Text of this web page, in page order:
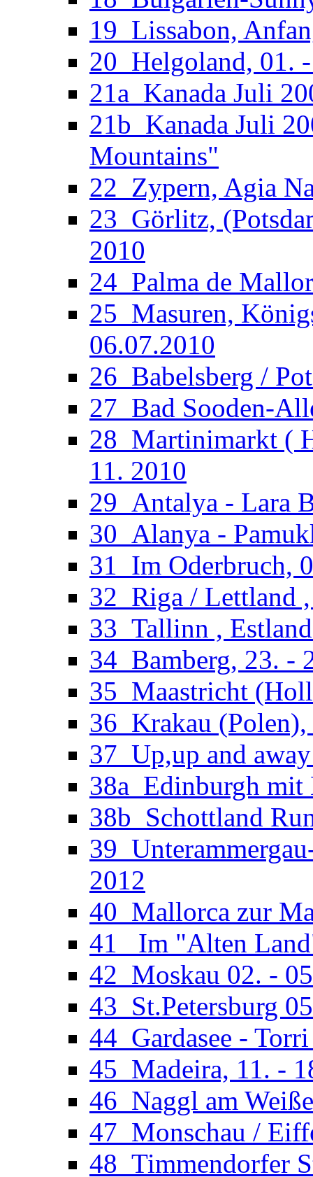
19_Lissabon,
20_Helgoland, 01.
21a_Kanada Juli
21b_Kanada Juli
Mountains"
22_Zypern, Agia
23_Görlitz,
2010
24_Palma de
25_Masuren,
06.07.2010
26_Babelsberg /
27_Bad Sooden-
28_Martinimarkt (
11. 2010
29_Antalya - Lara
30_Alanya -
31_Im Oderbruch,
32_Riga / Lettland
33_Tallinn ,
34_Bamberg, 23. -
35_Maastricht
36_Krakau
37_Up,up and
38a_Edinburgh
38b_Schottland
2012
40_Mallorca zur
41_ Im "Alten
42_Moskau 02. -
43_St.Petersburg
44_Gardasee -
45_Madeira, 11. -
46_Naggl am
47_Monschau /
48_Timmendorfer